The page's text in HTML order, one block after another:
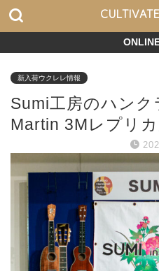
新入荷ウクレレ情報
Sumi工房のハンク
Martin 3Mレプリカ